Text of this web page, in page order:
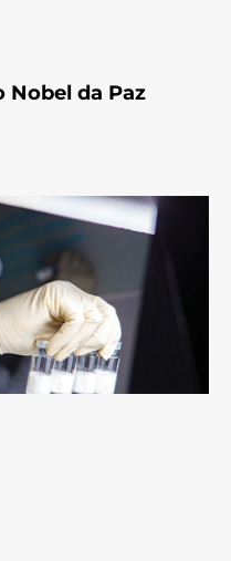
Nobel da Paz